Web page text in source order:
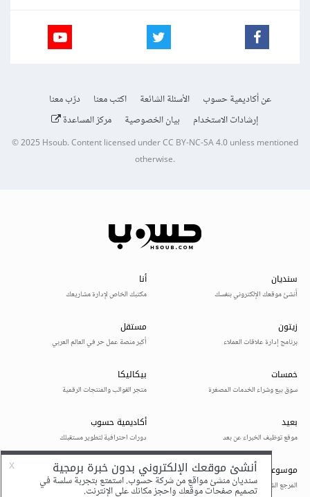
عن أكاديمية حسوب الأسئلة الشائعة اكتب معنا
درّب معنا
إرشادات الاستخدام
بيان الخصوصية مركز المساعدة
© 2025Hsoub.Content licensed underCC BY-NC-SA 4.0unless mentioned
otherwise.